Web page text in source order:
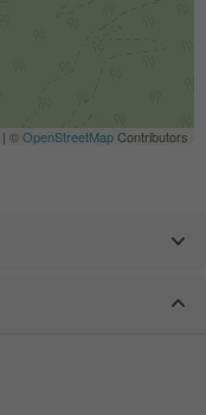
| ©OpenStreetMapContributors